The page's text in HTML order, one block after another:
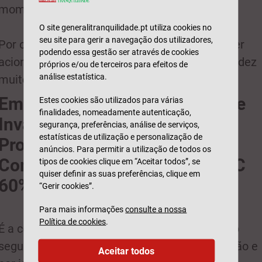
do reconhecimento da invalidez.
outras palavras, esta cobertura só pode ser
se o segurado apresentar uma invalidez
severa.
que consiste a cobertura de
Definitiva para a
ou Atividade
60% ou 65% (IDPAC
ou 65%)?
a cobertura de invalidez mais abrangente do
de vida associado ao crédito à habitação e
O site generalitranquilidade.pt utiliza cookies no
seu site para gerir a navegação dos utilizadores,
podendo essa gestão ser através de cookies
próprios e/ou de terceiros para efeitos de
análise estatística.
Estes cookies são utilizados para várias
finalidades, nomeadamente autenticação,
segurança, preferências, análise de serviços,
estatísticas de utilização e personalização de
anúncios. Para permitir a utilização de todos os
tipos de cookies clique em “Aceitar todos”, se
quiser definir as suas preferências, clique em
“Gerir cookies”.
Para mais informaçõesconsulte a nossa
Política de cookies.
Aceitar todos